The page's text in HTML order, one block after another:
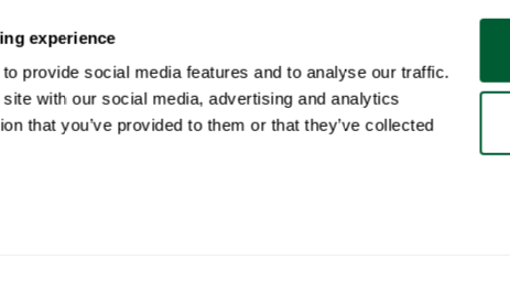
experience
provide social media features and to analyse our traffic.
with our social media, advertising and analytics
that you’ve provided to them or that they’ve collected